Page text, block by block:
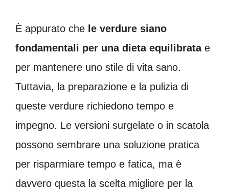
È appurato che le verdure siano
fondamentali per una dieta equilibratae
per mantenere uno stile di vita sano.
Tuttavia, la preparazione e la pulizia di
queste verdure richiedono tempo e
impegno. Le versioni surgelate o in scatola
possono sembrare una soluzione pratica
per risparmiare tempo e fatica, ma è
davvero questa la scelta migliore per la